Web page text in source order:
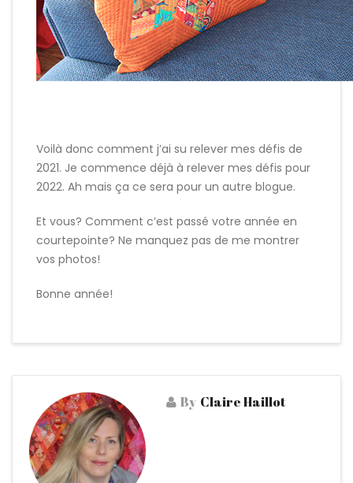
Voilà donc comment j’ai su relever mes défis de
2021. Je commence déjà à relever mes défis pour
2022. Ah mais ça ce sera pour un autre blogue.
Et vous? Comment c’est passé votre année en
courtepointe? Ne manquez pas de me montrer
vos photos!
Bonne année!
By Claire Haillot